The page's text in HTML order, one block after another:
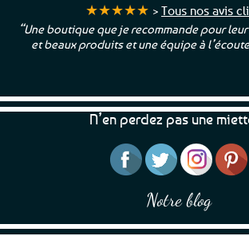
★★★★★ > Tous nos avis
“Une boutique que je recommande pour
et beaux produits et une équipe à
N’en perdez pas une
Notre blog